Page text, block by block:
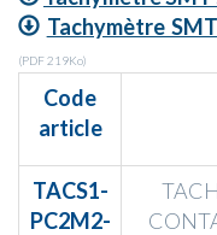
Tachymètre
(PDF 219Ko)
Code
article
TACS1-
PC2M2-